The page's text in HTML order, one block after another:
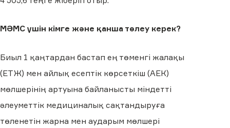
МӘМС үшін кімге және қанша төлеу керек?
Биыл 1 қаңтардан бастап ең төменгі жалақы
(ЕТЖ) мен айлық есептік көрсеткіш (АЕК)
мөлшерінің артуына байланысты міндетті
әлеуметтік медициналық сақтандыруға
төленетін жарна мен аударым мөлшері